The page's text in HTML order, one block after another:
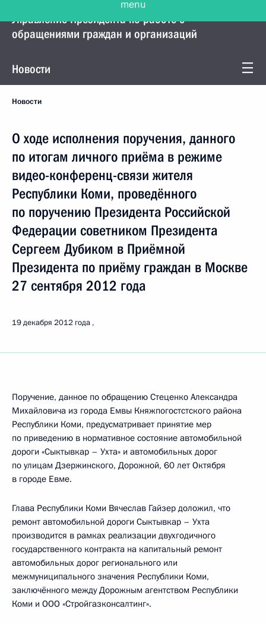
Управление Президента по работе с
обращениями граждан и организаций
Новости
Новости
О ходе исполнения поручения, данного
по итогам личного приёма в режиме
видео-конференц-связи жителя
Республики Коми, проведённого
по поручению Президента Российской
Федерации советником Президента
Сергеем Дубиком в Приёмной
Президента по приёму граждан в Москве
27 сентября 2012 года
19 декабря 2012 года
Поручение, данное по обращению Стеценко Александра
Михайловича из города Емвы Княжпогостстского района
Республики Коми, предусматривает принятие мер
по приведению в нормативное состояние автомобильной
дороги «Сыктывкар – Ухта» и автомобильных дорог
по улицам Дзержинского, Дорожной, 60 лет Октября
в городе Евме.
Глава Республики Коми Вячеслав Гайзер доложил, что
ремонт автомобильной дороги Сыктывкар – Ухта
производится в рамках реализации двухгодичного
государственного контракта на капитальный ремонт
автомобильных дорог регионального или
межмуниципального значения Республики Коми,
заключённого между Дорожным агентством Республики
Коми и ООО «Стройгазконсалтинг».